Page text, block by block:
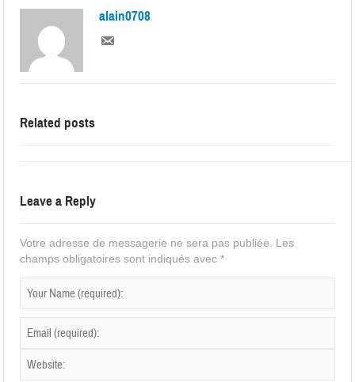
alain0708
Related posts
Leave a Reply
Votre adresse de messagerie ne sera pas publiée.
Les
champs obligatoires sont indiqués avec*